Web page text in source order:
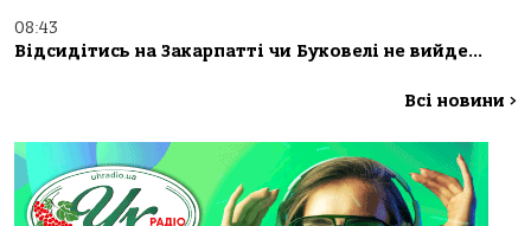
08:43
Відсидітись на Закарпатті чи Буковелі не вийде…
Всі новини >